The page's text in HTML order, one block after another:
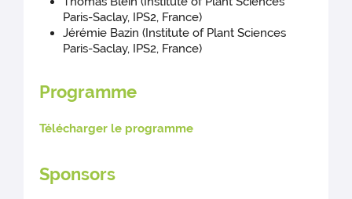
Paris-Saclay, IPS2, France)
Jérémie Bazin (Institute of Plant Sciences
Paris-Saclay, IPS2, France)
Programme
Télécharger le programme
Sponsors